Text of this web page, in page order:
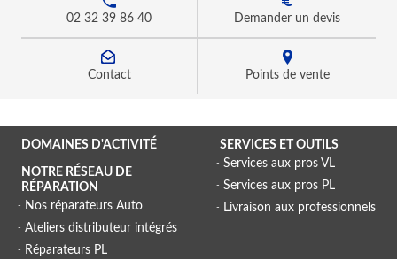
02 32 39 86 40 Demander un devis
Contact Points de vente
DOMAINES D'ACTIVITÉ
NOTRE RÉSEAU DE
RÉPARATION
Nos réparateurs Auto
Ateliers distributeur intégrés
Réparateurs PL
SERVICES ET OUTILS
Services aux pros VL
Services aux pros PL
Livraison aux professionnels